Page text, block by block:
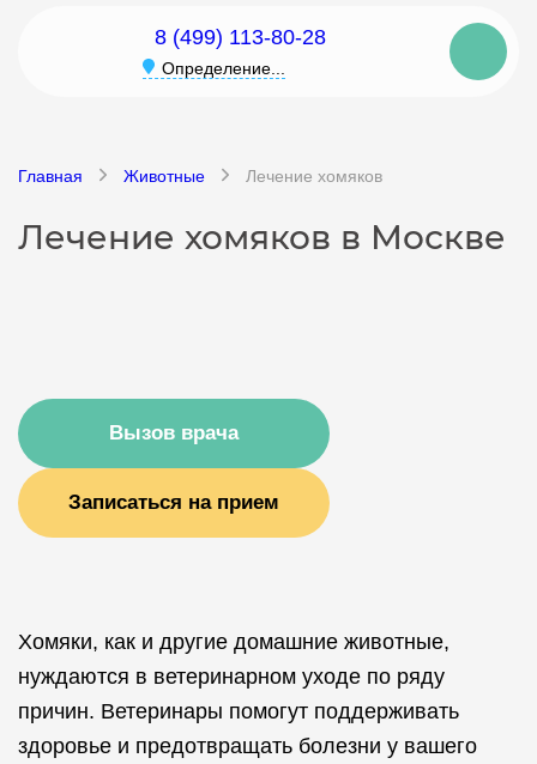
8 (499) 113-80-28
Определение...
Главная Животные Лечение хомяков
Лечение хомяков в Москве
Вызов врача
Записаться на прием
Хомяки, как и другие домашние животные,
нуждаются в ветеринарном уходе по ряду
причин. Ветеринары помогут поддерживать
здоровье и предотвращать болезни у вашего